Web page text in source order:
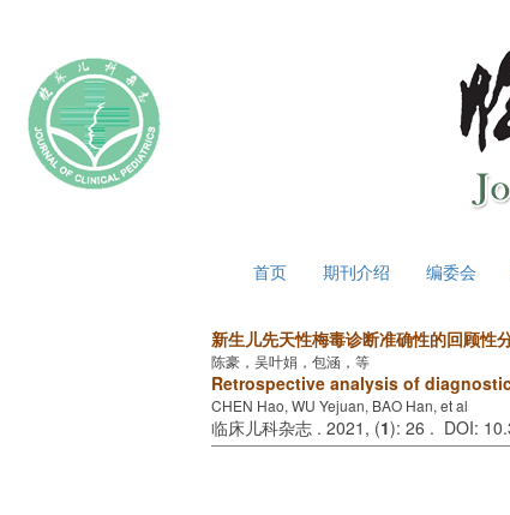
首页 期刊介绍 编委会
新生儿先天性梅毒诊断准确性的回顾性
陈豪，吴叶娟，包涵，等
Retrospective analysis of
CHEN Hao, WU Yejuan, BAO Han, et al
临床儿科杂志 . 2021, (1): 26 . DOI: